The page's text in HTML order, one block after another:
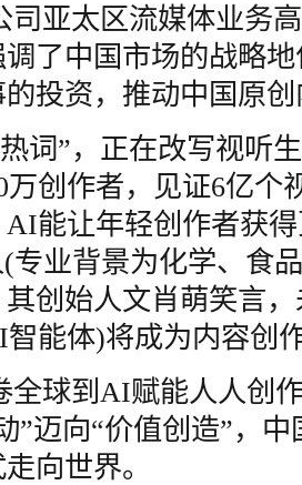
司亚太区流媒体业务
了中国市场的战略
投资，推动中国原
词”，正在改写视听
创作者，见证6亿个
AI能让年轻创作者获
(专业背景为化学、食
创始人文肖萌笑言
能体)将成为内容创
全球到AI赋能人人创
”迈向“价值创造”，
向世界。